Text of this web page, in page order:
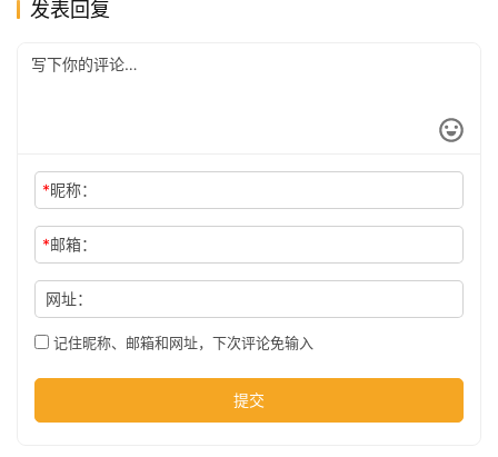
司
尚
科
技
发表回复
*昵称：
*邮箱：
网址：
记住昵称、邮箱和网址，下次评论免输入
提交